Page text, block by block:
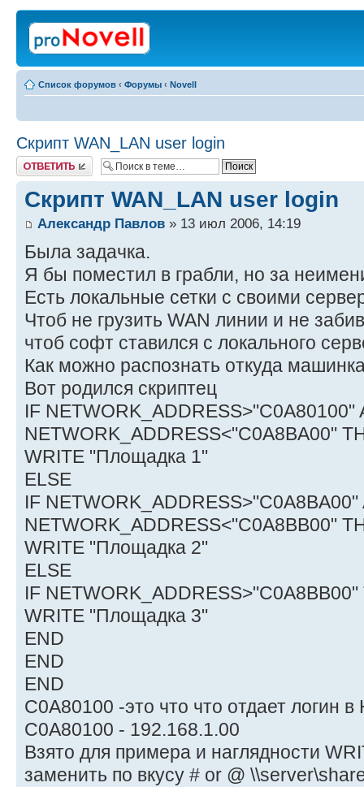
Список форумов ‹ Форумы ‹ Novell
Скрипт WAN_LAN user login
Ответить
Скрипт WAN_LAN user login
Александр Павлов » 13 июл 2006, 14:19
Была задачка.
Я бы поместил в грабли, но за
Есть локальные сетки с своими
Чтоб не грузить WAN линии и не
чтоб софт ставился с локального
Как можно распознать откуда
Вот родился скриптец
IF NETWORK_ADDRESS>"C0A80100"
NETWORK_ADDRESS<"C0A8BA00"
WRITE "Площадка 1"
ELSE
IF NETWORK_ADDRESS>"C0A8BA00"
NETWORK_ADDRESS<"C0A8BB00"
WRITE "Площадка 2"
ELSE
IF NETWORK_ADDRESS>"C0A8BB00"
WRITE "Площадка 3"
END
END
END
C0A80100 -это что что отдает логин в
C0A80100 - 192.168.1.00
Взято для примера и наглядности
заменить по вкусу # or @